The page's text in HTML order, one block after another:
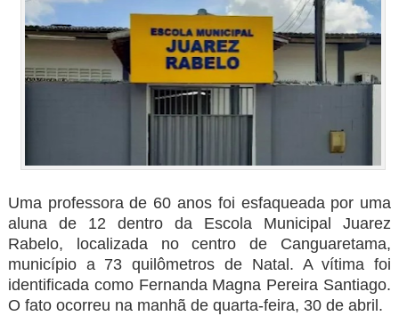
Uma professora de 60 anos foi esfaqueada por uma
aluna de 12 dentro da Escola Municipal Juarez
Rabelo, localizada no centro de Canguaretama,
município a 73 quilômetros de Natal. A vítima foi
identificada como Fernanda Magna Pereira Santiago.
O fato ocorreu na manhã de quarta-feira, 30 de abril.